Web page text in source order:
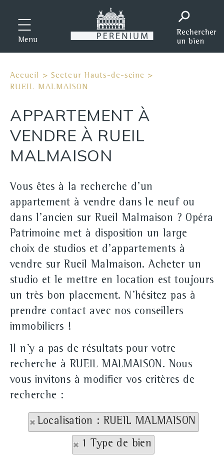
Menu
Accueil >Secteur Hauts-de-seine >
RUEIL MALMAISON
APPARTEMENT À
VENDRE À RUEIL
MALMAISON
Vous êtes à la recherche d'un
appartement à vendre dans le neuf ou
dans l'ancien sur Rueil Malmaison ? Opéra
Patrimoine met à disposition un large
choix de studios et d'appartements à
vendre sur Rueil Malmaison. Acheter un
studio et le mettre en location est toujours
un très bon placement. N'hésitez pas à
prendre contact avec nos conseillers
immobiliers !
Il n'y a pas de résultats pour votre
recherche à RUEIL MALMAISON. Nous
vous invitons à modifier vos critères de
recherche :
Localisation : RUEIL MALMAISON
1 Type de bien